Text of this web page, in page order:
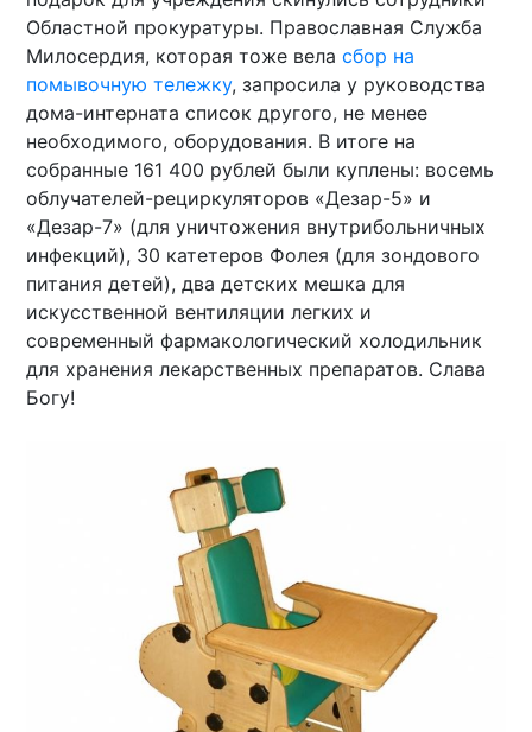
Областной прокуратуры. Православная Служба
Милосердия, которая тоже веласбор на
помывочную тележку, запросила у руководства
дома-интерната список другого, не менее
необходимого, оборудования. В итоге на
собранные 161 400 рублей были куплены: восемь
облучателей-рециркуляторов «Дезар-5» и
«Дезар-7» (для уничтожения внутрибольничных
инфекций), 30 катетеров Фолея (для зондового
питания детей), два детских мешка для
искусственной вентиляции легких и
современный фармакологический холодильник
для хранения лекарственных препаратов. Слава
Богу!